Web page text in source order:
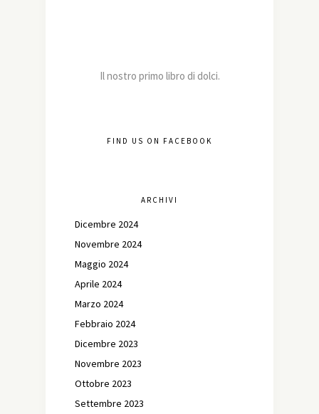
Il nostro primo libro di dolci.
FIND US ON FACEBOOK
ARCHIVI
Dicembre 2024
Novembre 2024
Maggio 2024
Aprile 2024
Marzo 2024
Febbraio 2024
Dicembre 2023
Novembre 2023
Ottobre 2023
Settembre 2023